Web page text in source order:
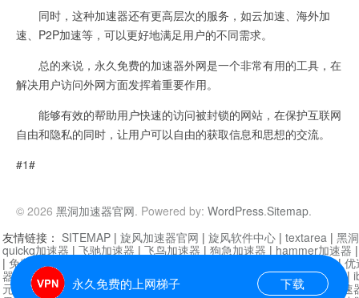
同时，这种加速器还有更高层次的服务，如云加速、海外加
速、P2P加速等，可以更好地满足用户的不同需求。
总的来说，永久免费的加速器外网是一个非常有用的工具，在
解决用户访问外网方面发挥着重要作用。
能够有效的帮助用户快速的访问被封锁的网站，在保护互联网
自由和隐私的同时，让用户可以自由的获取信息和思想的交流。
#1#
© 2026 黑洞加速器官网. Powered by: WordPress.Sitemap.
永久免费的上网梯子 下载
友情链接： SITEMAP | 旋风加速器官网 | 旋风软件中心 | textarea | 黑
quickq加速器 | 飞驰加速器 | 飞鸟加速器 | 狗急加速器 | hammer加速器
| 免费vqn加速外网 迷雾通|优
器| 快柠檬加速器 |黑洞加速 |falemon 快橙加速器|anycast加速器 |
元机场加速器 |一元机场|老王加速器 | 白石山|
小牛加速